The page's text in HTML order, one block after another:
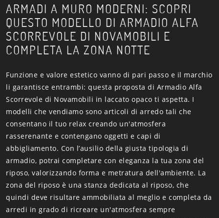
ARMADI A MURO MODERNI: SCOPRI
QUESTO MODELLO DI ARMADIO ALFA
SCORREVOLE DI NOVAMOBILI E
COMPLETA LA ZONA NOTTE
Funzione e valore estetico vanno di pari passo e il marchio
li garantisce entrambi: questa proposta di Armadio Alfa
Scorrevole di Novamobili in laccato opaco ti aspetta. I
modelli che vendiamo sono articoli di arredo tali che
consentano il tuo relax creando un'atmosfera
rasserenante e contengano oggetti e capi di
abbigliamento. Con l’ausilio della giusta tipologia di
armadio, potrai completare con eleganza la tua zona del
riposo, valorizzando forma e metratura dell'ambiente. La
zona del riposo è una stanza dedicata al riposo, che
quindi deve risultare ammobiliata al meglio e completa da
arredi in grado di ricreare un'atmosfera sempre